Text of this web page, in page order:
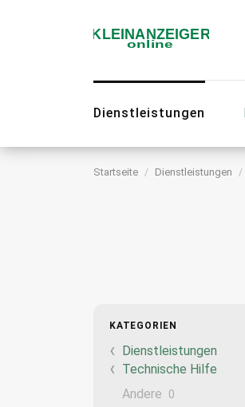
Dienstleistungen
Startseite Dienstleistungen
KATEGORIEN
Dienstleistungen
Technische Hilfe
Andere
0